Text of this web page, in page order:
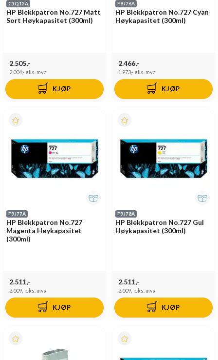
C1Q12A
HP Blekkpatron No.727 Matt
Sort Høykapasitet (300ml)
2.505,-
2.004,- eks. mva
KJØP
F9J76A
HP Blekkpatron No.727 Cyan
Høykapasitet (300ml)
2.466,-
1.973,- eks. mva
KJØP
F9J77A
HP Blekkpatron No.727
Magenta Høykapasitet
(300ml)
2.511,-
2.009,- eks. mva
KJØP
F9J78A
HP Blekkpatron No.727 Gul
Høykapasitet (300ml)
2.511,-
2.009,- eks. mva
KJØP